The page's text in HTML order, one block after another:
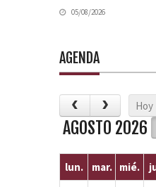
05/08/2026
AGENDA
Hoy
AGOSTO 2026
lun. mar. mié.